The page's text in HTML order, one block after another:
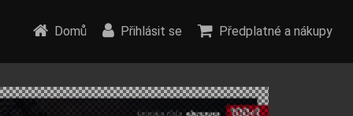
Domů Přihlásit se Předplatné a nákupy